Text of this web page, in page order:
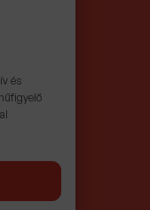
és